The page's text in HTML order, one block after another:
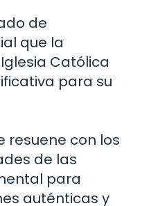
de
que la
Católica
para su
resuene con los
de las
para
auténticas y